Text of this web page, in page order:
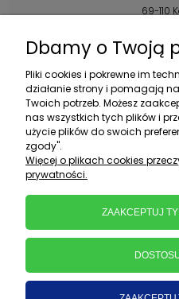
69-110
+48
pon.-pt.:
Dbamy o Twoją
Pliki cookies i pokrewne im
działanie strony i pomagają
Twoich potrzeb. Możesz
nas wszystkich tych plików i
użycie plików do swoich
zgody".
Więcej o plikach cookies
prywatności.
ZAAKCEPTUJ